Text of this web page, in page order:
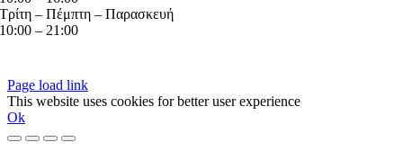
Τρίτη – Πέμπτη – Παρασκευή
10:00 – 21:00
Page load link
This website uses cookies for better user experience
Ok